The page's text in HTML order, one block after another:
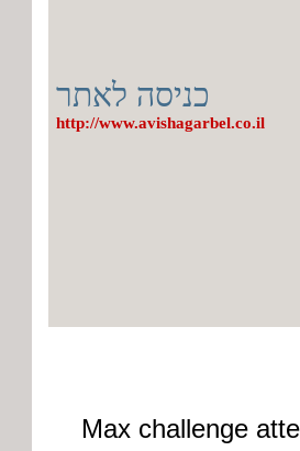
כניסה לאתר
http://www.avishagarbel.co.il